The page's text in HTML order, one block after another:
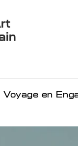
Voyage en